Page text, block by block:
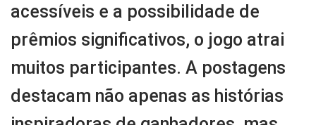
acessíveis e a possibilidade de
prêmios significativos, o jogo atrai
muitos participantes. A postagens
destacam não apenas as histórias